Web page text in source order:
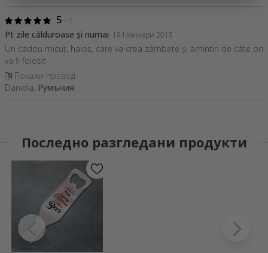
5 / 5
Pt zile călduroase și numai 19 Ноември 2019
Un cadou micuț, haios, care va crea zâmbete și amintiri de câte ori
va fi folosit
Покажи превод
Daniela, Румъния
Последно разгледани продукти